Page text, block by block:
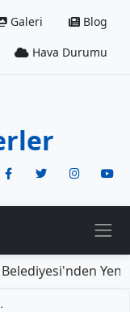
Galeri
Blog
Hava Durumu
Yeni
Neden Oldu